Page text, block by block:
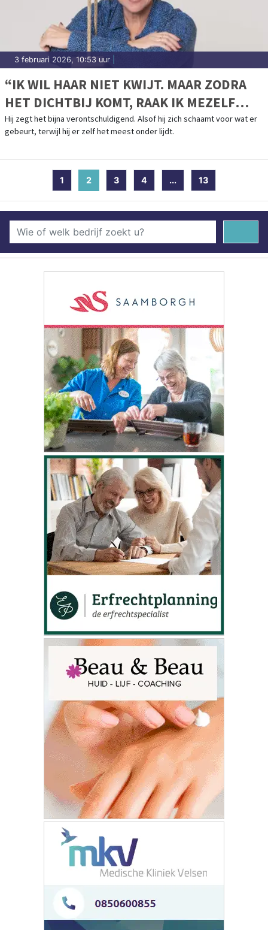
3 februari 2026, 10:53 uur
“IK WIL HAAR NIET KWIJT. MAAR ZODRA
HET DICHTBIJ KOMT, RAAK IK MEZELF
KWIJT.”
Hij zegt het bijna verontschuldigend. Alsof hij zich schaamt voor wat er
gebeurt, terwijl hij er zelf het meest onder lijdt.
1 2 (current)
3 4 ... 13